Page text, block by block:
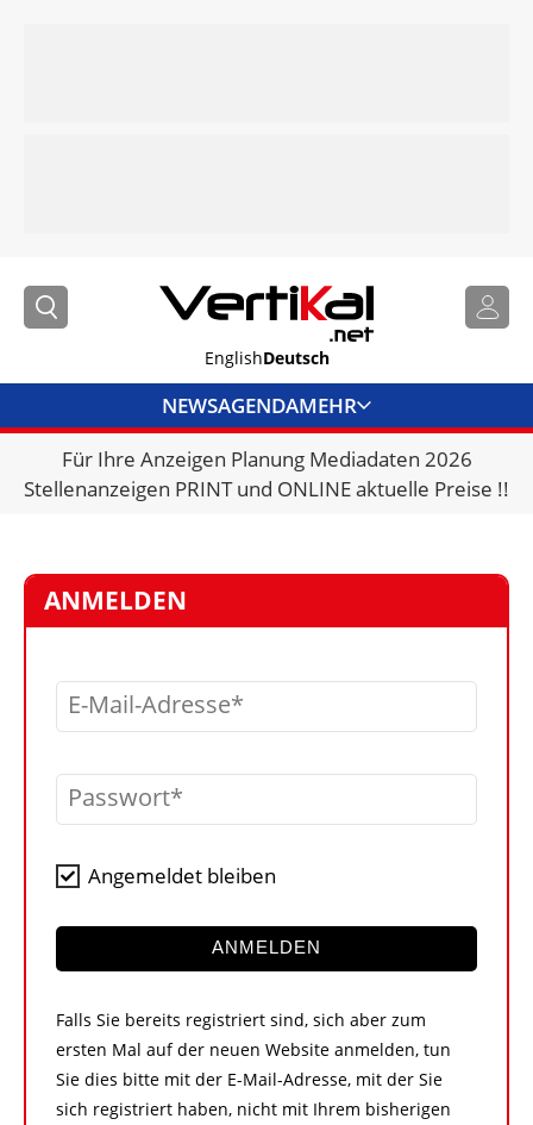
EnglishDeutsch
NEWSAGENDAMEHR
BRANCHENLINKS
VERMIETER
VIDEOS
BIBLIOTHEK
KRAN & BÜHNE
KONTAKT
Für Ihre Anzeigen Planung Mediadaten 2026
Stellenanzeigen PRINT und ONLINE aktuelle Preise !!
ANMELDEN
E-Mail-Adresse
Passwort
Angemeldet bleiben
ANMELDEN
Falls Sie bereits registriert sind, sich aber zum
ersten Mal auf der neuen Website anmelden, tun
Sie dies bitte mit der E-Mail-Adresse, mit der Sie
sich registriert haben, nicht mit Ihrem bisherigen